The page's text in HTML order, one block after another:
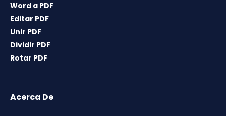
Word a PDF
Editar PDF
Unir PDF
Dividir PDF
Rotar PDF
Acerca De